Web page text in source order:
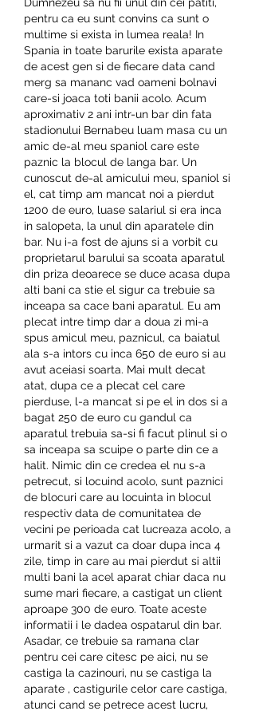
Dumnezeu sa nu fii unul din cei patiti,
pentru ca eu sunt convins ca sunt o
multime si exista in lumea reala! In
Spania in toate barurile exista aparate
de acest gen si de fiecare data cand
merg sa mananc vad oameni bolnavi
care-si joaca toti banii acolo. Acum
aproximativ 2 ani intr-un bar din fata
stadionului Bernabeu luam masa cu un
amic de-al meu spaniol care este
paznic la blocul de langa bar. Un
cunoscut de-al amicului meu, spaniol si
el, cat timp am mancat noi a pierdut
1200 de euro, luase salariul si era inca
in salopeta, la unul din aparatele din
bar. Nu i-a fost de ajuns si a vorbit cu
proprietarul barului sa scoata aparatul
din priza deoarece se duce acasa dupa
alti bani ca stie el sigur ca trebuie sa
inceapa sa cace bani aparatul. Eu am
plecat intre timp dar a doua zi mi-a
spus amicul meu, paznicul, ca baiatul
ala s-a intors cu inca 650 de euro si au
avut aceiasi soarta. Mai mult decat
atat, dupa ce a plecat cel care
pierduse, l-a mancat si pe el in dos si a
bagat 250 de euro cu gandul ca
aparatul trebuia sa-si fi facut plinul si o
sa inceapa sa scuipe o parte din ce a
halit. Nimic din ce credea el nu s-a
petrecut, si locuind acolo, sunt paznici
de blocuri care au locuinta in blocul
respectiv data de comunitatea de
vecini pe perioada cat lucreaza acolo, a
urmarit si a vazut ca doar dupa inca 4
zile, timp in care au mai pierdut si altii
multi bani la acel aparat chiar daca nu
sume mari fiecare, a castigat un client
aproape 300 de euro. Toate aceste
informatii i le dadea ospatarul din bar.
Asadar, ce trebuie sa ramana clar
pentru cei care citesc pe aici, nu se
castiga la cazinouri, nu se castiga la
aparate , castigurile celor care castiga,
atunci cand se petrece acest lucru,